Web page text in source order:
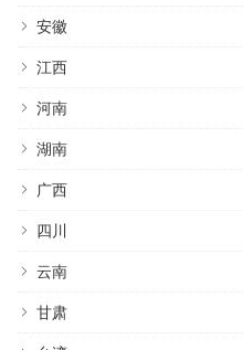
安徽
江西
河南
湖南
广西
四川
云南
甘肃